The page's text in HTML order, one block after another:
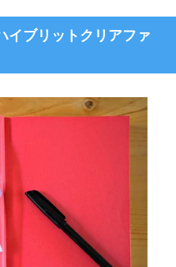
イブリットクリアファ